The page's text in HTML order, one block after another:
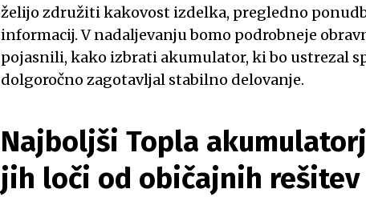
želijo združiti kakovost izdelka, pregledno
informacij. V nadaljevanju bomo podrobneje
pojasnili, kako izbrati akumulator, ki bo ustrezal
dolgoročno zagotavljal stabilno delovanje.
Najboljši Topla
jih loči od običajnih rešitev